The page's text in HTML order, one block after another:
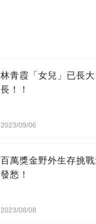
林青霞「女兒」已長
長！！
2023/09/06
百萬獎金野外生存挑
發愁！
2023/08/08